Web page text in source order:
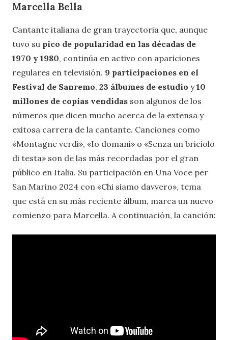
Marcella Bella
Cantante italiana de gran trayectoria que, aunque
tuvo su pico de popularidad en las décadas de
1970 y 1980, continúa en activo con apariciones
regulares en televisión. 9 participaciones en el
Festival de Sanremo, 23 álbumes de estudio y10
millones de copias vendidas son algunos de los
números que dicen mucho acerca de la extensa y
exitosa carrera de la cantante. Canciones como
«Montagne verdi», «Io domani» o «Senza un briciolo
di testa» son de las más recordadas por el gran
público en Italia. Su participación en Una Voce per
San Marino 2024 con «Chi siamo davvero», tema
que está en su más reciente álbum, marca un nuevo
comienzo para Marcella. A continuación, la canción: